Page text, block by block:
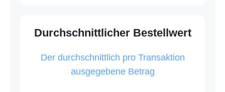
Durchschnittlicher Bestellwert
Der durchschnittlich pro Transaktion
ausgegebene Betrag